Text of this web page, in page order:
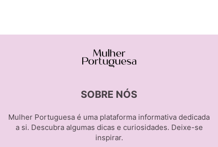
SOBRE NÓS
Mulher Portuguesa é uma plataforma informativa dedicada
a si. Descubra algumas dicas e curiosidades. Deixe-se
inspirar.